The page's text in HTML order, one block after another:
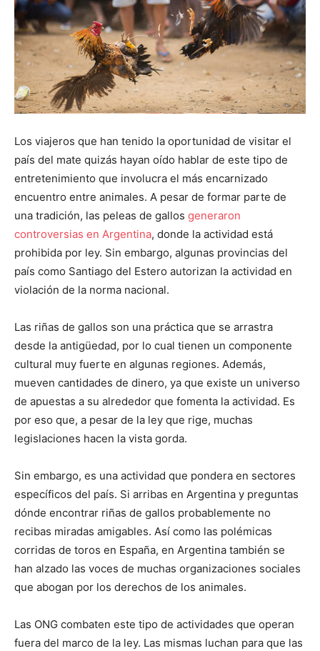
Los viajeros que han tenido la oportunidad de visitar el
país del mate quizás hayan oído hablar de este tipo de
entretenimiento que involucra el más encarnizado
encuentro entre animales. A pesar de formar parte de
una tradición, las peleas de gallos generaron
controversias en Argentina, donde la actividad está
prohibida por ley. Sin embargo, algunas provincias del
país como Santiago del Estero autorizan la actividad en
violación de la norma nacional.
Las riñas de gallos son una práctica que se arrastra
desde la antigüedad, por lo cual tienen un componente
cultural muy fuerte en algunas regiones. Además,
mueven cantidades de dinero, ya que existe un universo
de apuestas a su alrededor que fomenta la actividad. Es
por eso que, a pesar de la ley que rige, muchas
legislaciones hacen la vista gorda.
Sin embargo, es una actividad que pondera en sectores
específicos del país. Si arribas en Argentina y preguntas
dónde encontrar riñas de gallos probablemente no
recibas miradas amigables. Así como las polémicas
corridas de toros en España, en Argentina también se
han alzado las voces de muchas organizaciones sociales
que abogan por los derechos de los animales.
Las ONG combaten este tipo de actividades que operan
fuera del marco de la ley. Las mismas luchan para que las